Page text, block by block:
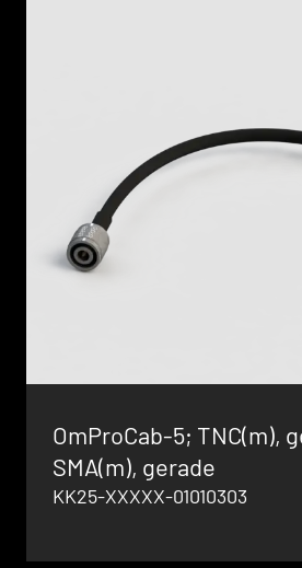
OmProCab-5; TNC(m),
SMA(m), gerade
KK25-XXXXX-01010303